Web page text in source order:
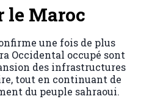
le Maroc
une fois de plus
Occidental occupé sont
des infrastructures
tout en continuant de
du peuple sahraoui.